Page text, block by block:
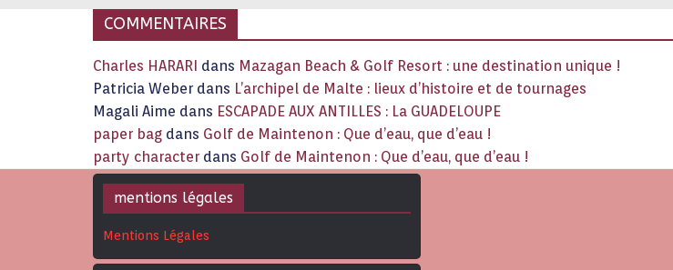
COMMENTAIRES
Charles HARARI dans Mazagan Beach & Golf Resort : une destination unique !
Patricia Weber dans L’archipel de Malte : lieux d’histoire et de tournages
Magali Aime dans ESCAPADE AUX ANTILLES : La GUADELOUPE
paper bag dans Golf de Maintenon : Que d’eau, que d’eau !
party character dans Golf de Maintenon : Que d’eau, que d’eau !
mentions légales
Mentions Légales